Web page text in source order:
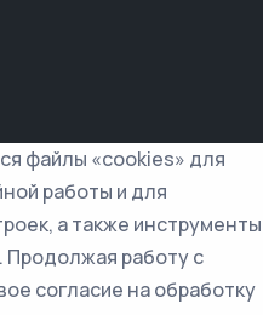
файлы «cookies» для
работы и для
а также инструменты
Продолжая работу с
согласие на обработку